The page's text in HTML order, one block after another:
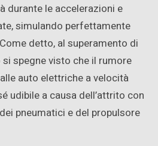
durante le accelerazioni e
simulando perfettamente
detto, al superamento di
spegne visto che il rumore
auto elettriche a velocità
udibile a causa dell’attrito con
pneumatici e del propulsore